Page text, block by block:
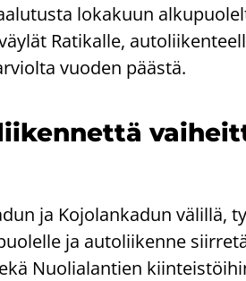
lo­ka­kuun
Ra­ti­kal­le,
vuo­den pääs­tä.
ja Ko­jo­lan­ka­dun vä­lil­lä,
ja au­to­lii­ken­ne
Nuo­lia­lan­tien